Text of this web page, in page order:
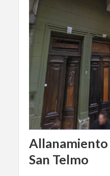
Allanamiento
San Telmo